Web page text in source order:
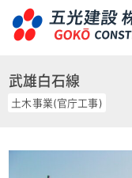
武雄白石線
土木事業(官庁工事)